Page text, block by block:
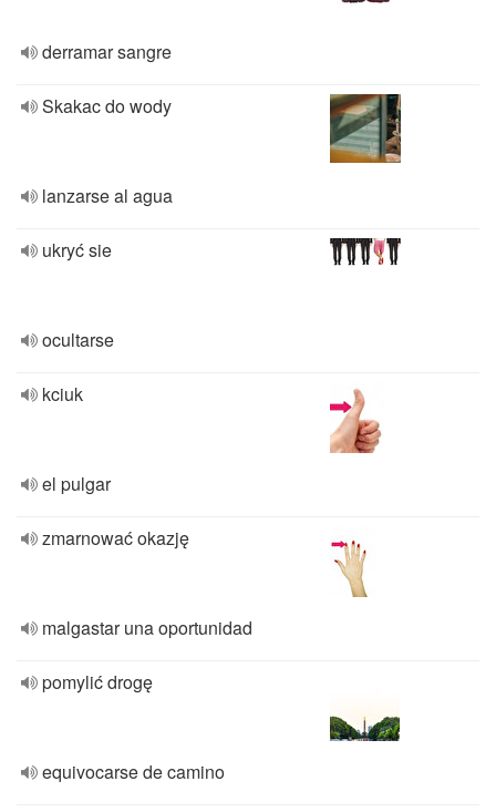
derramar sangre
Skakac do wody
lanzarse al agua
ukryć sie
ocultarse
kciuk
el pulgar
zmarnować okazję
malgastar una oportunidad
pomylić drogę
equivocarse de camino